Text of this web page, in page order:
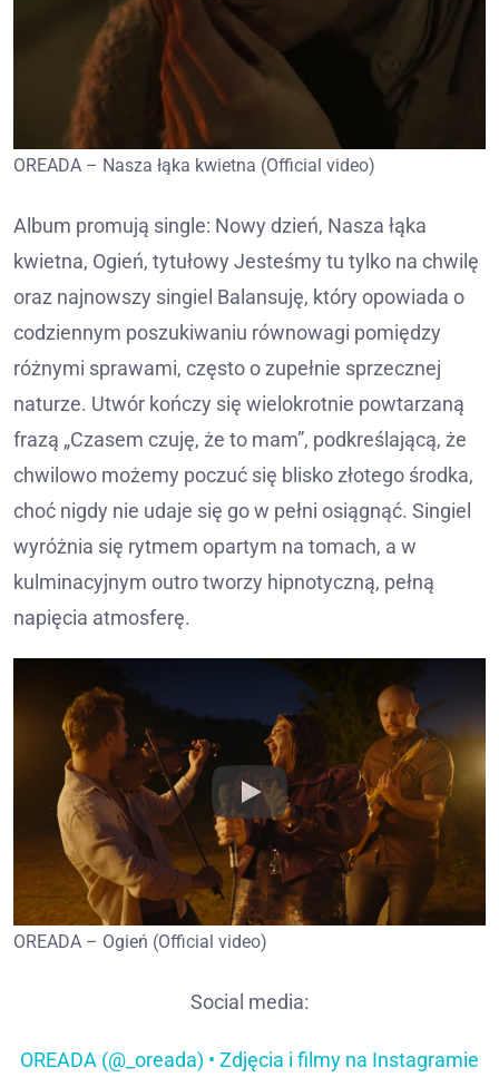
OREADA – Nasza łąka kwietna (Official video)
Album promują single: Nowy dzień, Nasza łąka
kwietna, Ogień, tytułowy Jesteśmy tu tylko na chwilę
oraz najnowszy singiel Balansuję, który opowiada o
codziennym poszukiwaniu równowagi pomiędzy
różnymi sprawami, często o zupełnie sprzecznej
naturze. Utwór kończy się wielokrotnie powtarzaną
frazą „Czasem czuję, że to mam”, podkreślającą, że
chwilowo możemy poczuć się blisko złotego środka,
choć nigdy nie udaje się go w pełni osiągnąć. Singiel
wyróżnia się rytmem opartym na tomach, a w
kulminacyjnym outro tworzy hipnotyczną, pełną
napięcia atmosferę.
OREADA – Ogień (Official video)
Social media:
OREADA (@_oreada) • Zdjęcia i filmy na Instagramie